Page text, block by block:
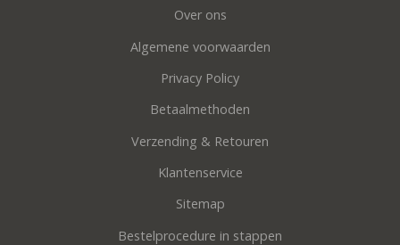
Over ons
Algemene voorwaarden
Privacy Policy
Betaalmethoden
Verzending & Retouren
Klantenservice
Sitemap
Bestelprocedure in stappen